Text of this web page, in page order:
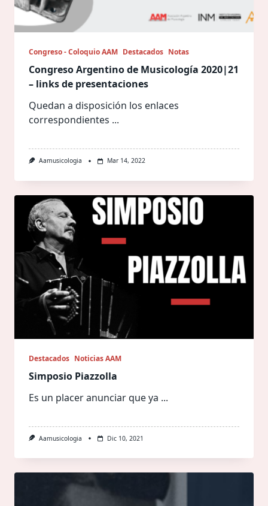
Congreso - Coloquio AAM Destacados Notas
Congreso Argentino de Musicología 2020|21
– links de presentaciones
Quedan a disposición los enlaces
correspondientes ...
Aamusicologia Mar 14, 2022
Destacados Noticias AAM
Simposio Piazzolla
Es un placer anunciar que ya ...
Aamusicologia Dic 10, 2021